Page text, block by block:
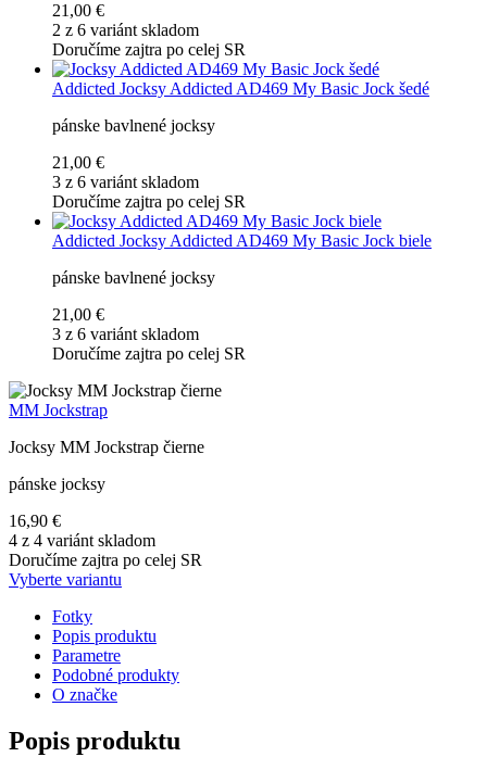
21,00 €
2 z 6 variánt skladom
Doručíme zajtra po celej SR
Addicted Jocksy Addicted AD469 My Basic Jock šedé
pánske bavlnené jocksy
21,00 €
3 z 6 variánt skladom
Doručíme zajtra po celej SR
Addicted Jocksy Addicted AD469 My Basic Jock biele
pánske bavlnené jocksy
21,00 €
3 z 6 variánt skladom
Doručíme zajtra po celej SR
MM Jockstrap
Jocksy MM Jockstrap čierne
pánske jocksy
16,90 €
4 z 4 variánt skladom
Doručíme zajtra po celej SR
Vyberte variantu
Fotky
Popis produktu
Parametre
Podobné produkty
O značke
Popis produktu